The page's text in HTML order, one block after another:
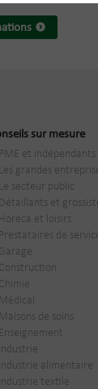
sur mesure
PME et indépendants
Les grandes
Le secteur public
​Détaillants et
Horeca et loisirs
Prestataires de
Garage
Construction
Chimie
Médical
Maisons de soins
Enseignement
Industrie
Industrie alimentaire
Industrie textile